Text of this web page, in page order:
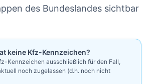
des Bundeslandes sichtbar
keine Kfz-Kennzeichen?
Kennzeichen ausschließlich für den Fall,
noch zugelassen (d.h. noch nicht